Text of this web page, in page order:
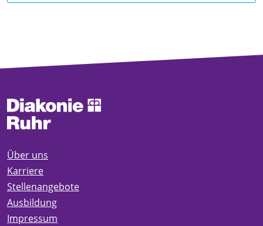
Über uns
Karriere
Stellenangebote
Ausbildung
Impressum